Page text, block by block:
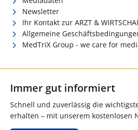
Newsletter
Ihr Kontakt zur ARZT &
Allgemeine
MedTriX Group - we care for
Immer gut informiert
Schnell und zuverlässig die
erhalten – mit unserem kostenlosen